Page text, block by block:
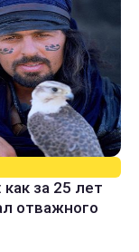
за 25 лет
отважного